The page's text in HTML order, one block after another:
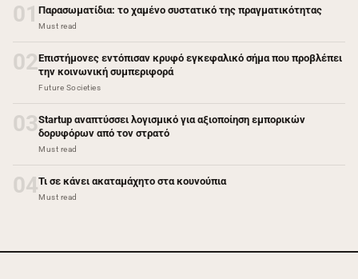
01 Παρασωματίδια: το χαμένο συστατικό της πραγματικότητας
Must read
02Επιστήμονες εντόπισαν κρυφό εγκεφαλικό σήμα που προβλέπει
την κοινωνική συμπεριφορά
Future Societies
03Startup αναπτύσσει λογισμικό για αξιοποίηση εμπορικών
δορυφόρων από τον στρατό
Must read
04Τι σε κάνει ακαταμάχητο στα κουνούπια
Must read